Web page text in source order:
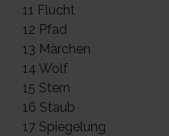
11 Flucht
12 Pfad
13 Märchen
14 Wolf
15 Stern
16 Staub
17 Spiegelung